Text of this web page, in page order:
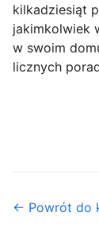
kilkadziesiąt
jakimkolwiek
w swoim
licznych
← Powrót do